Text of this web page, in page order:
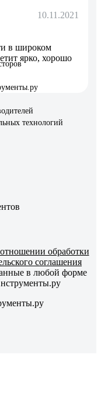
10.11.2021
в широком
ярко, хорошо
технологий
обработки
соглашения
в любой форме